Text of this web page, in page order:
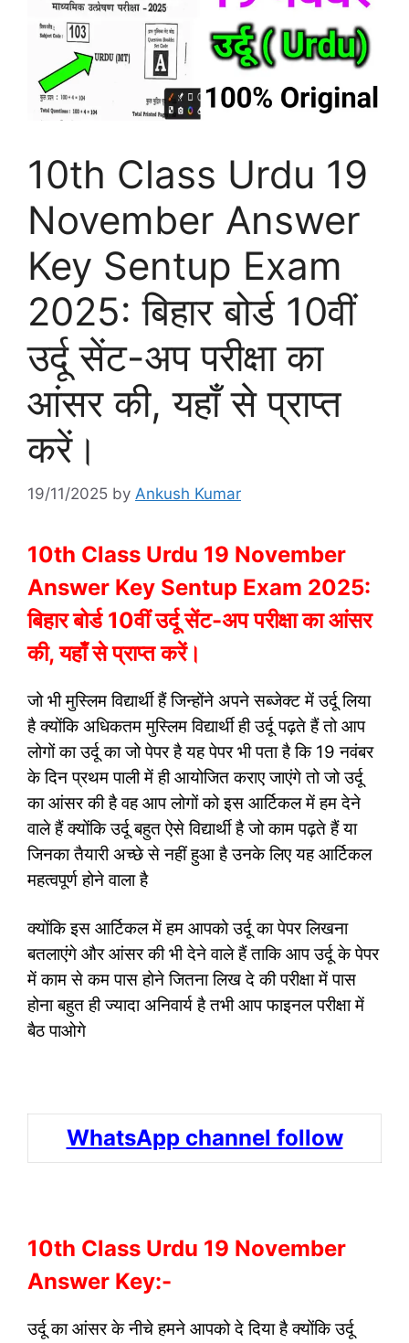
10th Class Urdu 19
November Answer
Key Sentup Exam
2025: बिहार बोर्ड 10वीं
उर्दू सेंट-अप परीक्षा का
आंसर की, यहाँ से प्राप्त
करें।
19/11/2025 by Ankush Kumar
10th Class Urdu 19 November
Answer Key Sentup Exam 2025:
बिहार बोर्ड 10वीं उर्दू सेंट-अप परीक्षा का आंसर
की, यहाँ से प्राप्त करें।
जो भी मुस्लिम विद्यार्थी हैं जिन्होंने अपने सब्जेक्ट में उर्दू लिया
है क्योंकि अधिकतम मुस्लिम विद्यार्थी ही उर्दू पढ़ते हैं तो आप
लोगों का उर्दू का जो पेपर है यह पेपर भी पता है कि 19 नवंबर
के दिन प्रथम पाली में ही आयोजित कराए जाएंगे तो जो उर्दू
का आंसर की है वह आप लोगों को इस आर्टिकल में हम देने
वाले हैं क्योंकि उर्दू बहुत ऐसे विद्यार्थी है जो काम पढ़ते हैं या
जिनका तैयारी अच्छे से नहीं हुआ है उनके लिए यह आर्टिकल
महत्वपूर्ण होने वाला है
क्योंकि इस आर्टिकल में हम आपको उर्दू का पेपर लिखना
बतलाएंगे और आंसर की भी देने वाले हैं ताकि आप उर्दू के पेपर
में काम से कम पास होने जितना लिख दे की परीक्षा में पास
होना बहुत ही ज्यादा अनिवार्य है तभी आप फाइनल परीक्षा में
बैठ पाओगे
WhatsApp channel follow
10th Class Urdu 19 November
Answer Key:-
उर्दू का आंसर के नीचे हमने आपको दे दिया है क्योंकि उर्दू